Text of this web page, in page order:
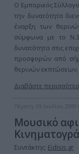
Ο Εμπορικός
την δυνατότητα
έναρξη των
σύμφωνα με το
δυνατότητα στις
προσφορών από
θερινών εκπτώσεων,
Διαβάστε
Πέμπτη, 09 Ιουλίου 2009
Μουσικό
Συντάκτης: Eidisis.gr